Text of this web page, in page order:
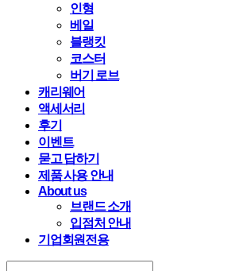
인형
베일
블랭킷
코스터
버기 로브
캐리웨어
액세서리
후기
이벤트
묻고 답하기
제품 사용 안내
About us
브랜드 소개
입점처 안내
기업회원전용